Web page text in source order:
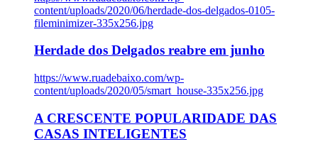
content/uploads/2020/06/herdade-dos-delgados-0105-
fileminimizer-335x256.jpg
Herdade dos Delgados reabre em junho
https://www.ruadebaixo.com/wp-
content/uploads/2020/05/smart_house-335x256.jpg
A CRESCENTE POPULARIDADE DAS
CASAS INTELIGENTES